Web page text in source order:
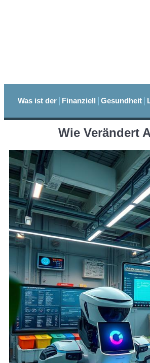
Was ist der Finanziell Gesundheit
Wie Verändert